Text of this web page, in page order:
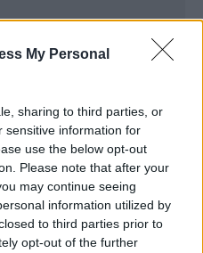
My Personal
sharing to third parties, or
sensitive information for
use the below opt-out
Please note that after your
may continue seeing
information utilized by
to third parties prior to
opt-out of the further